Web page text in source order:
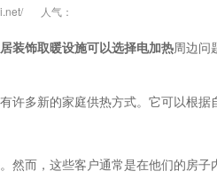
人气：
装饰取暖设施可以选择电加热周边问
许多新的家庭供热方式。它可以根据
然而，这些客户通常是在他们的房子